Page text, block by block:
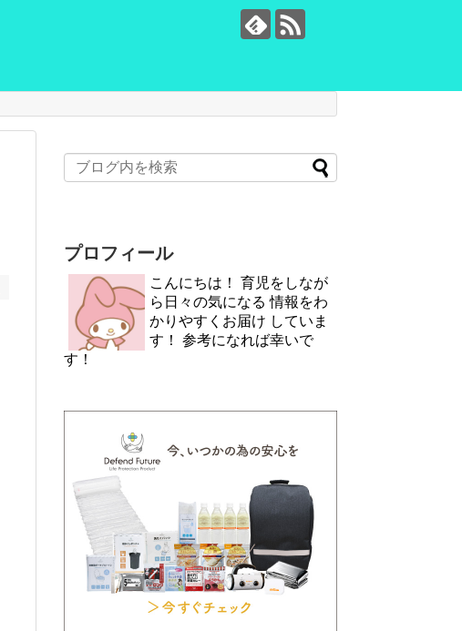
プロフィール
こんにちは！ 育児をしなが
ら日々の気になる 情報をわ
かりやすくお届け していま
す！ 参考になれば幸いで
す！